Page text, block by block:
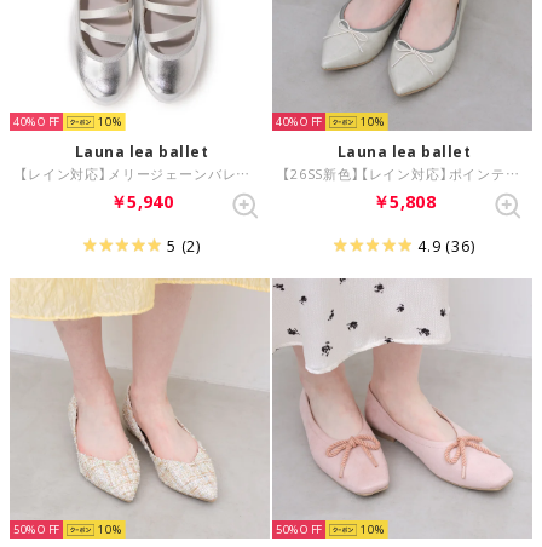
40% 10
Launa lea ballet
【レイン対応】メリージェーンバレエシューズ(RB2002) （シルバー）
￥5,940
5 (2)
40% 10
Launa lea ballet
【26SS新色】【レイン対応】ポインテッドトゥバレエシューズ(RB4404A) （ミントE）
￥5,808
4.9 (36)
50% 10 50% 10